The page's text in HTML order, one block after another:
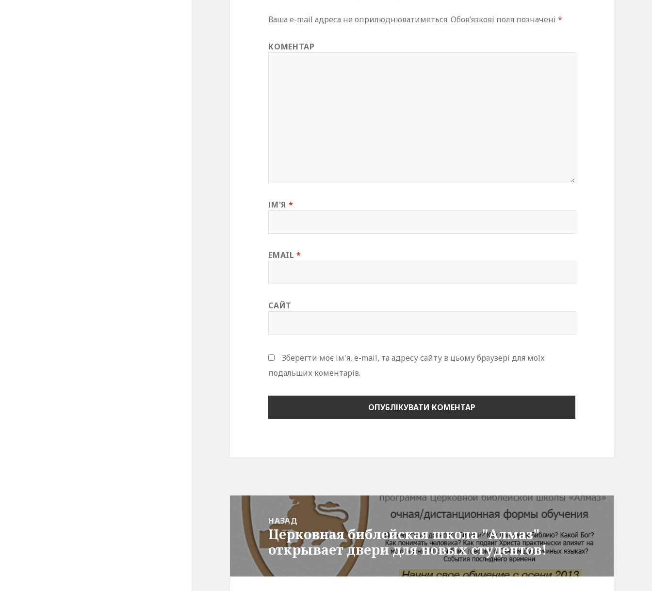
Ваша e-mail адреса не оприлюднюватиметься. Обов’язкові поля позначені*
КОМЕНТАР
ІМ'Я *
EMAIL*
САЙТ
Зберегти моє ім'я, e-mail, та адресу сайту в цьому браузері для моїх
подальших коментарів.
записів
НАЗАД
Попередній
запис:
Церковная библейская школа "Алмаз"
открывает двери для новых студентов!